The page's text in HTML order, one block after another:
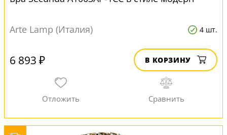
Arte Lamp (Италия) 4 шт.
6 893 ₽ В КОРЗИНУ